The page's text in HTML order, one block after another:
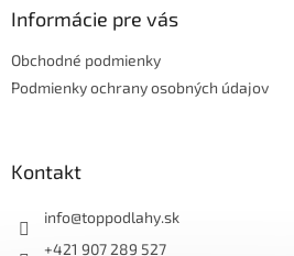
Informácie pre vás
Obchodné podmienky
Podmienky ochrany osobných údajov
Kontakt
info@toppodlahy.sk
+421 907 289 527